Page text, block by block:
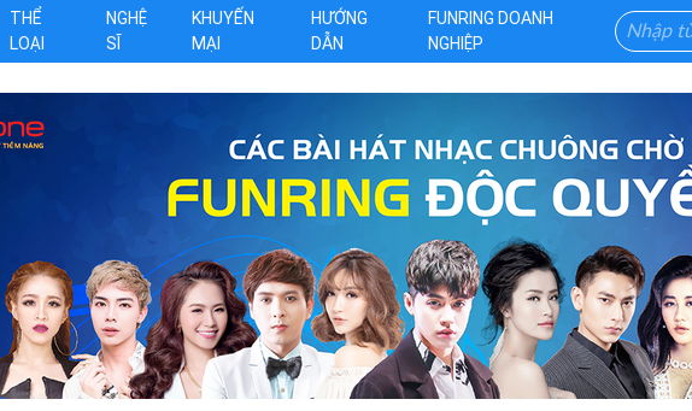
THỂ
LOẠI
NGHỆ
SĨ
KHUYẾN
MẠI
HƯỚNG
DẪN
FUNRING DOANH
NGHIỆP